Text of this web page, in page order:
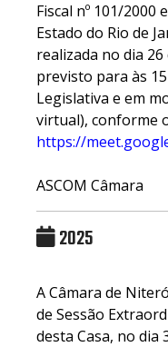
Fiscal nº 101/2000
Estado do Rio de
realizada no dia
previsto para às
Legislativa e em
virtual), conforme
https://
ASCOM Câmara
2025
A Câmara de
de Sessão
desta Casa, no dia